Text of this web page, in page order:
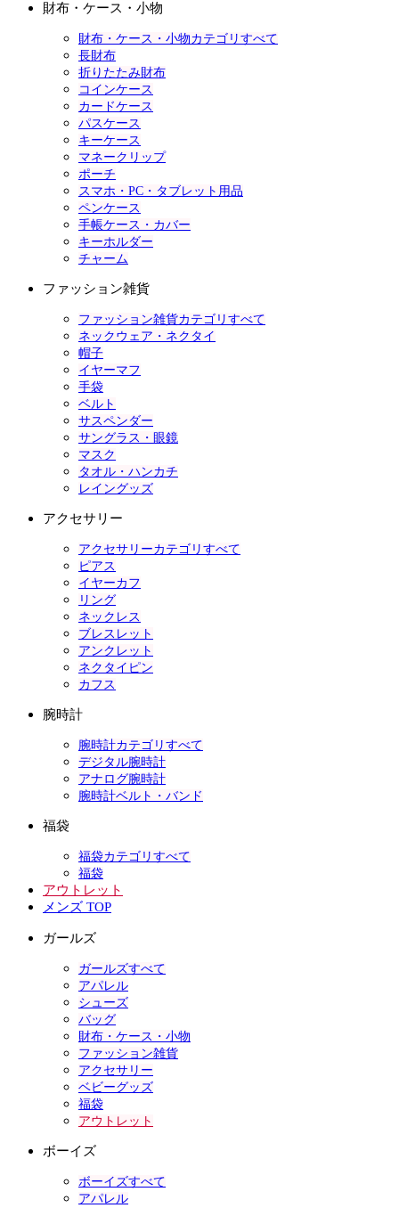
財布・ケース・小物
財布・ケース・小物カテゴリすべて
長財布
折りたたみ財布
コインケース
カードケース
パスケース
キーケース
マネークリップ
ポーチ
スマホ・PC・タブレット用品
ペンケース
手帳ケース・カバー
キーホルダー
チャーム
ファッション雑貨
ファッション雑貨カテゴリすべて
ネックウェア・ネクタイ
帽子
イヤーマフ
手袋
ベルト
サスペンダー
サングラス・眼鏡
マスク
タオル・ハンカチ
レイングッズ
アクセサリー
アクセサリーカテゴリすべて
ピアス
イヤーカフ
リング
ネックレス
ブレスレット
アンクレット
ネクタイピン
カフス
腕時計
腕時計カテゴリすべて
デジタル腕時計
アナログ腕時計
腕時計ベルト・バンド
福袋
福袋カテゴリすべて
福袋
アウトレット
メンズ TOP
ガールズ
ガールズすべて
アパレル
シューズ
バッグ
財布・ケース・小物
ファッション雑貨
アクセサリー
ベビーグッズ
福袋
アウトレット
ボーイズ
ボーイズすべて
アパレル